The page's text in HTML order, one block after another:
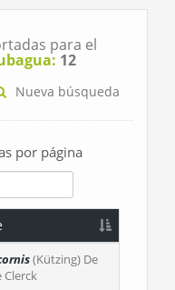
para el
12
Nueva búsqueda
por página
(Kützing) De
Clerck